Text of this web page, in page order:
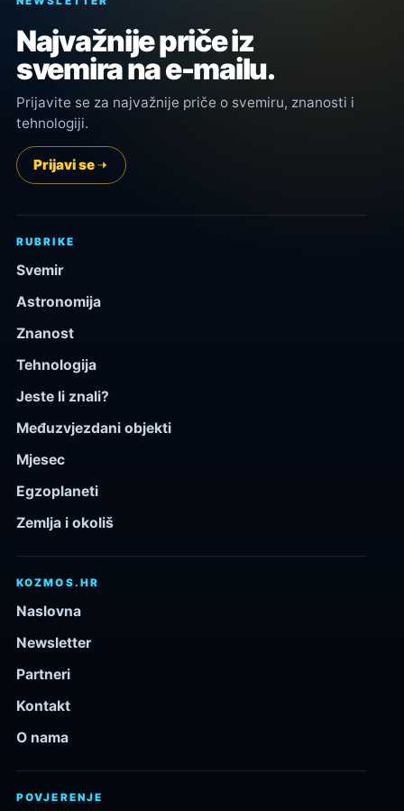
Najvažnije priče iz
svemira na e-mailu.
Prijavite se za najvažnije priče o svemiru, znanosti i
tehnologiji.
Prijavi se
RUBRIKE
Svemir
Astronomija
Znanost
Tehnologija
Jeste li znali?
Međuzvjezdani objekti
Mjesec
Egzoplaneti
Zemlja i okoliš
KOZMOS.HR
Naslovna
Newsletter
Partneri
Kontakt
O nama
POVJERENJE